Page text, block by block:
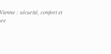
: sécurité, confort et